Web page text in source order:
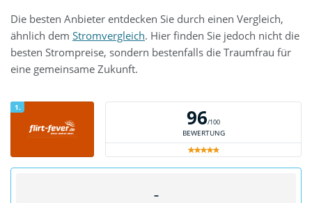
Die besten Anbieter entdecken Sie durch einen Vergleich,
ähnlich dem Stromvergleich. Hier finden Sie jedoch nicht die
besten Strompreise, sondern bestenfalls die Traumfrau für
eine gemeinsame Zukunft.
1. 96/100
BEWERTUNG
–